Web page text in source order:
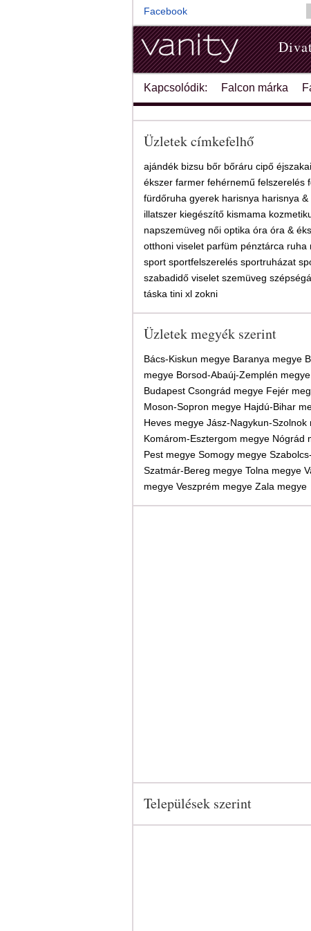
Facebook
Kapcsolódik: Falcon márka
Üzletek címkefelhő
ajándék bizsu bőr bőráru cipő
ékszer farmer fehérnemű felszerelés
fürdőruha gyerek harisnya harisnya &
illatszer kiegészítő kismama
napszemüveg női optika óra óra &
otthoni viselet parfüm pénztárca ruha
sport sportfelszerelés sportruházat
szabadidő viselet szemüveg
táska tini xl zokni
Üzletek megyék szerint
Bács-Kiskun megye Baranya megye
megye Borsod-Abaúj-Zemplén megye
Budapest Csongrád megye Fejér
Moson-Sopron megye Hajdú-Bihar
Heves megye Jász-Nagykun-Szolnok
Komárom-Esztergom megye Nógrád
Pest megye Somogy megye Szabolcs-
Szatmár-Bereg megye Tolna megye
megye Veszprém megye Zala megye
Települések szerint